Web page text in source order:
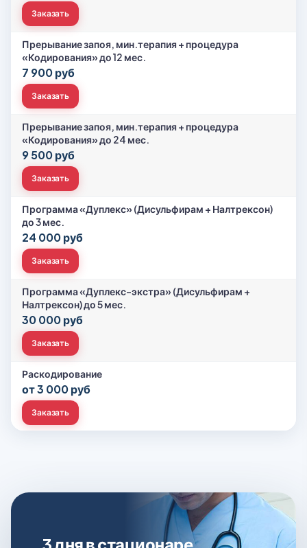
Заказать
Прерывание запоя, мин.терапия + процедура
«Кодирования» до 12 мес.
7 900 руб
Заказать
Прерывание запоя, мин.терапия + процедура
«Кодирования» до 24 мес.
9 500 руб
Заказать
Программа «Дуплекс» (Дисульфирам + Налтрексон)
до 3 мес.
24 000 руб
Заказать
Программа «Дуплекс-экстра» (Дисульфирам +
Налтрексон) до 5 мес.
30 000 руб
Заказать
Раскодирование
от 3 000 руб
Заказать
3 дня в стационаре